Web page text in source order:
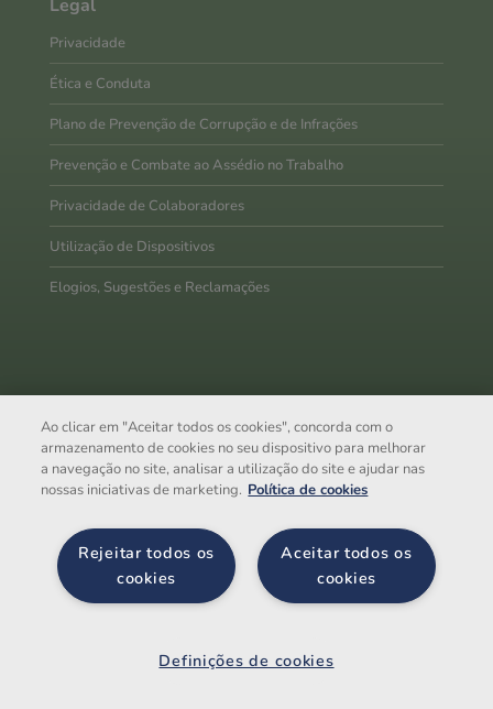
Legal
Privacidade
Ética e Conduta
Plano de Prevenção de Corrupção e de Infrações
Prevenção e Combate ao Assédio no Trabalho
Privacidade de Colaboradores
Utilização de Dispositivos
Elogios, Sugestões e Reclamações
A Trivalor SGPS, S.A. é umaholdingde capital 100%
nacional, especializada no segmentoBusiness & Facility
Services, orientada para servir bem-estar e criar valor para o
futuro da sua empresa.
empresas a operar em 4 áreas de negócio.
trivalor.pt
Copyright © 2025 PONTO. Coma, Partilhe, Viva. Todos os
direitos reservados.
Ao clicar em "Aceitar todos os cookies", concorda com o
armazenamento de cookies no seu dispositivo para melhorar
a navegação no site, analisar a utilização do site e ajudar nas
nossas iniciativas de marketing. Política de cookies
Aceitar todos os
cookies
Rejeitar todos os
cookies
Definições de cookies